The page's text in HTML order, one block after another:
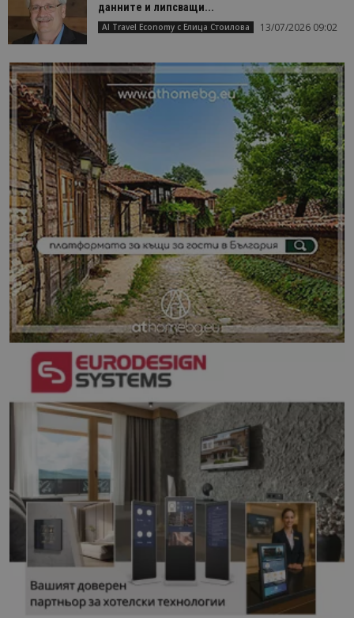
данните и липсващи...
AI Travel Economy с Елица Стоилова 13/07/2026 09:02